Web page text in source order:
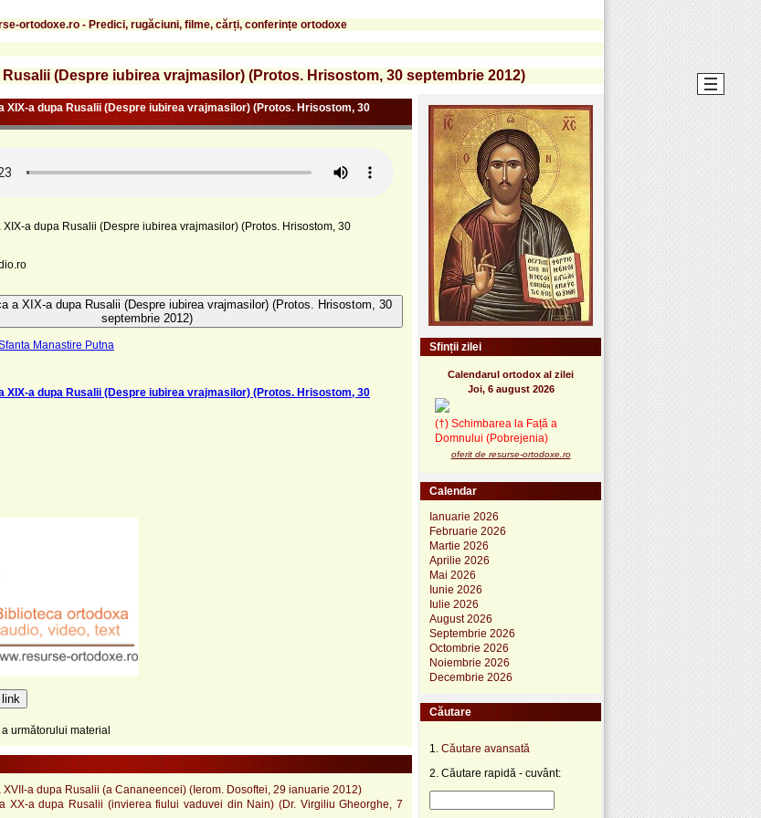
ortodoxe.ro - Predici, rugăciuni, filme, cărți, conferințe ortodoxe
(Despre iubirea vrajmasilor) (Protos. Hrisostom, 30 septembrie 2012)
XIX-a dupa Rusalii (Despre iubirea vrajmasilor) (Protos. Hrisostom, 30
a dupa Rusalii (Despre iubirea vrajmasilor) (Protos. Hrisostom, 30
a XIX-a dupa Rusalii (Despre iubirea vrajmasilor) (Protos. Hrisostom, 30
septembrie 2012)
Manastire Putna
XIX-a dupa Rusalii (Despre iubirea vrajmasilor) (Protos. Hrisostom, 30
următorului material
XVII-a dupa Rusalii (a Cananeencei) (Ierom. Dosoftei, 29 ianuarie 2012)
XX-a dupa Rusalii (invierea fiului vaduvei din Nain) (Dr. Virgiliu Gheorghe, 7
Sfinții zilei
Calendarul ortodox al zilei
Joi, 6 august 2026
(†) Schimbarea la Față a
Domnului (Pobrejenia)
oferit de resurse-ortodoxe.ro
Calendar
Ianuarie 2026
Februarie 2026
Martie 2026
Aprilie 2026
Mai 2026
Iunie 2026
Iulie 2026
August 2026
Septembrie 2026
Octombrie 2026
Noiembrie 2026
Decembrie 2026
Căutare
1. Căutare avansată
2. Căutare rapidă - cuvânt: